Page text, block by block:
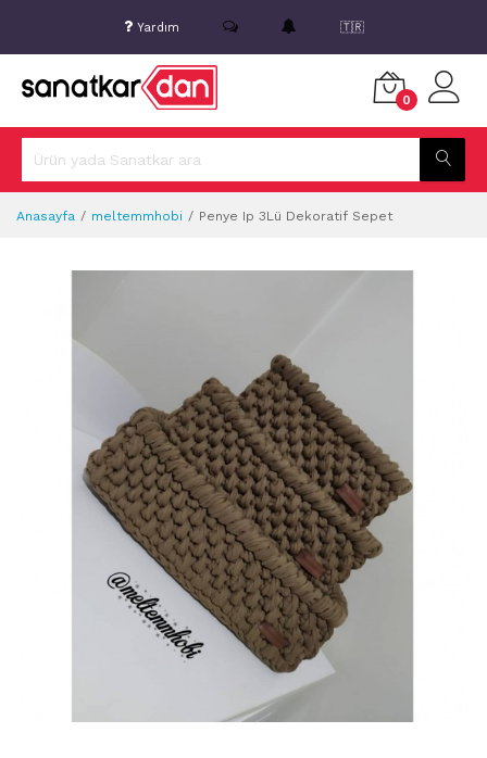
Yardım 🇹🇷
0
Anasayfa meltemmhobi Penye Ip 3Lü Dekoratif Sepet